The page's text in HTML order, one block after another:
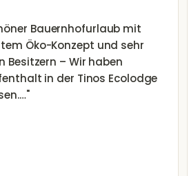
Bauernhofurlaub mit
Öko-Konzept und sehr
Besitzern – Wir haben
in der Tinos Ecolodge
"